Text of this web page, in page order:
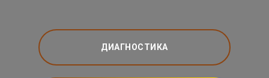
ДИАГНОСТИКА